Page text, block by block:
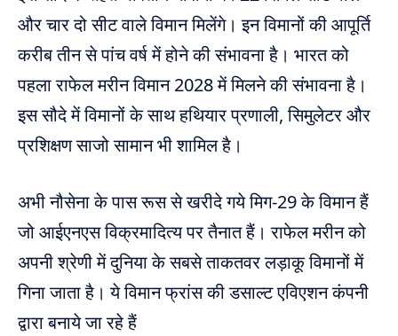
और चार दो सीट वाले विमान मिलेंगे। इन विमानों की आपूर्ति
करीब तीन से पांच वर्ष में होने की संभावना है। भारत को
पहला राफेल मरीन विमान 2028 में मिलने की संभावना है।
इस सौदे में विमानों के साथ हथियार प्रणाली, सिमुलेटर और
प्रशिक्षण साजो सामान भी शामिल है।
अभी नौसेना के पास रूस से खरीदे गये मिग-29 के विमान हैं
जो आईएनएस विक्रमादित्य पर तैनात हैं। राफेल मरीन को
अपनी श्रेणी में दुनिया के सबसे ताकतवर लड़ाकू विमानों में
गिना जाता है। ये विमान फ्रांस की डसाल्ट एविएशन कंपनी
द्वारा बनाये जा रहे हैं